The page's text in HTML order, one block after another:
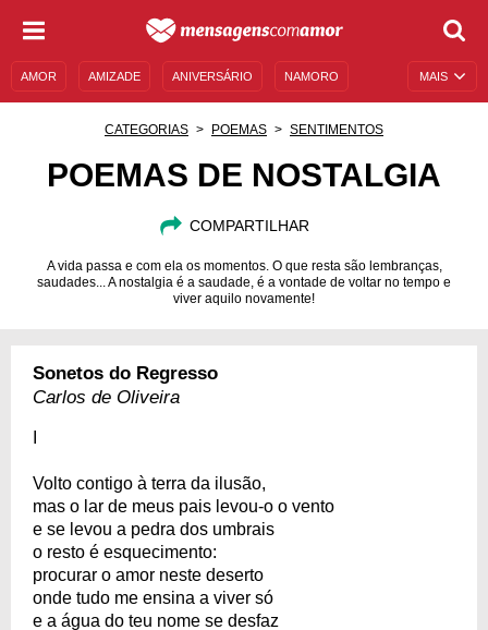
MAIS
AMOR AMIZADE ANIVERSÁRIO NAMORO
CATEGORIAS POEMAS SENTIMENTOS
POEMAS DE NOSTALGIA
COMPARTILHAR
A vida passa e com ela os momentos. O que resta são lembranças,
saudades... A nostalgia é a saudade, é a vontade de voltar no tempo e
viver aquilo novamente!
Sonetos do Regresso
Carlos de Oliveira
Volto contigo à terra da ilusão,
mas o lar de meus pais levou-o o vento
e se levou a pedra dos umbrais
o resto é esquecimento:
procurar o amor neste deserto
onde tudo me ensina a viver só
e a água do teu nome se desfaz